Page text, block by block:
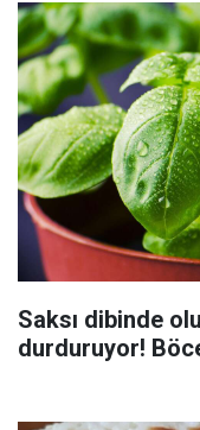
Saksı dibinde
durduruyor!